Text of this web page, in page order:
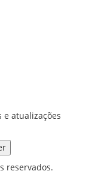
atualizações
reservados.